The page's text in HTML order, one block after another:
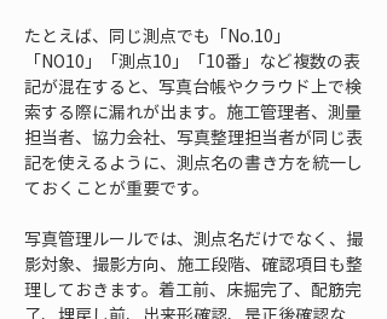
たとえば、同じ測点でも「No.10」
「NO10」「測点10」「10番」など複数の表
記が混在すると、写真台帳やクラウド上で検
索する際に漏れが出ます。施工管理者、測量
担当者、協力会社、写真整理担当者が同じ表
記を使えるように、測点名の書き方を統一し
ておくことが重要です。
写真管理ルールでは、測点名だけでなく、撮
影対象、撮影方向、施工段階、確認項目も整
理しておきます。着工前、床掘完了、配筋完
了、埋戻し前、出来形確認、是正後確認な